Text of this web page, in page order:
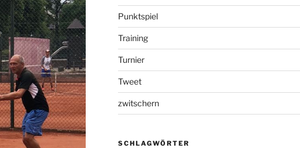
Punktspiel
Training
Turnier
Tweet
zwitschern
SCHLAGWÖRTER